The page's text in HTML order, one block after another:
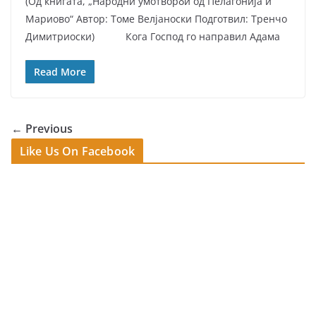
Мариово“ Автор: Томе Велјаноски Подготвил: Тренчо
Димитриоски) Кога Господ го направил Адама
Read More
← Previous
Like Us On Facebook